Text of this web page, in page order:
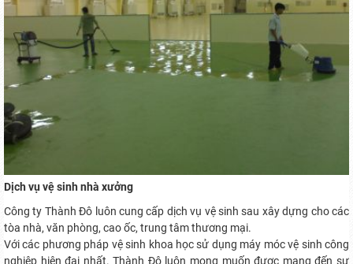
Dịch vụ vệ sinh nhà xưởng
Công ty Thành Đô luôn cung cấp dịch vụ vệ sinh sau xây dựng cho các
tòa nhà, văn phòng, cao ốc, trung tâm thương mại.
Với các phương pháp vệ sinh khoa học sử dụng máy móc vệ sinh công
nghiệp hiện đại nhất. Thành Đô luôn mong muốn được mang đến sự